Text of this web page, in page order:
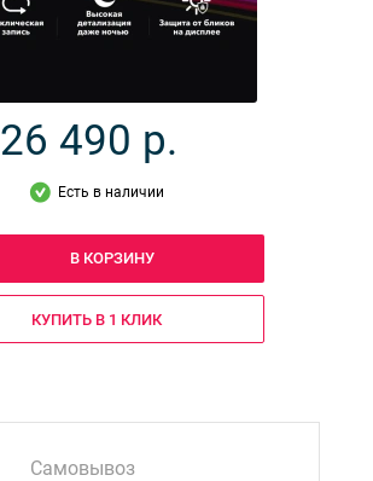
26 490 р.
Есть в наличии
В КОРЗИНУ
КУПИТЬ В 1 КЛИК
Самовывоз